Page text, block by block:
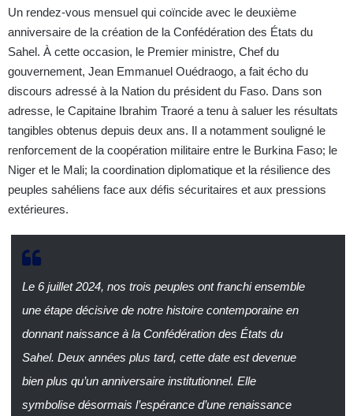
Un rendez-vous mensuel qui coïncide avec le deuxième
anniversaire de la création de la Confédération des États du
Sahel. À cette occasion, le Premier ministre, Chef du
gouvernement, Jean Emmanuel Ouédraogo, a fait écho du
discours adressé à la Nation du président du Faso. Dans son
adresse, le Capitaine Ibrahim Traoré a tenu à saluer les résultats
tangibles obtenus depuis deux ans. Il a notamment souligné le
renforcement de la coopération militaire entre le Burkina Faso; le
Niger et le Mali; la coordination diplomatique et la résilience des
peuples sahéliens face aux défis sécuritaires et aux pressions
extérieures.
Le 6 juillet 2024, nos trois peuples ont franchi ensemble
une étape décisive de notre histoire contemporaine en
donnant naissance à la Confédération des États du
Sahel. Deux années plus tard, cette date est devenue
bien plus qu’un anniversaire institutionnel. Elle
symbolise désormais l’espérance d’une renaissance